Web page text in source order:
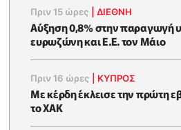
Πριν 15 ώρες |ΔΙΕΘΝΗ
Αύξηση 0,8% στην παραγωγή
ευρωζώνη και Ε.Ε. τον Μάιο
Πριν 16 ώρες ΚΥΠΡΟΣ
Με κέρδη έκλεισε την πρώτη
το ΧΑΚ